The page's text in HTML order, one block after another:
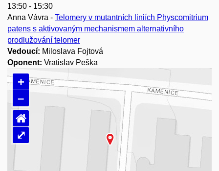
13:50 - 15:30
Anna Vávra - Telomery v mutantních liniích Physcomitrium
patens s aktivovaným mechanismem alternativního
prodlužování telomer
Vedoucí: Miloslava Fojtová
Oponent: Vratislav Peška
Načítám mapu…
+
–
⌂
⤢